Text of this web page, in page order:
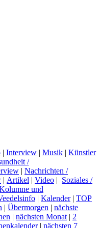
| Interview | Musik | Künstler
/
| Nachrichten /
| Artikel | Video | Soziales /
und
| Kalender| TOP
| Übermorgen | nächste
| nächsten Monat | 2
| nächsten 7